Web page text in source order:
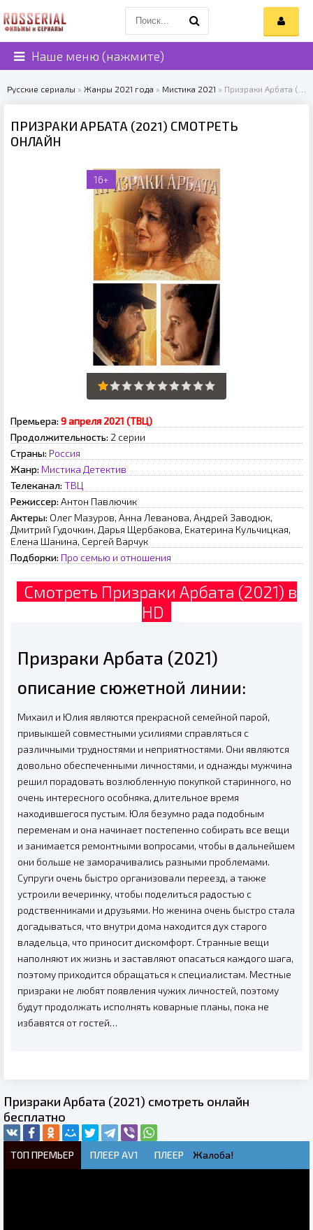
Наше меню (нажмите)
Русские сериалы » Жанры 2021 года » Мистика 2021 » Призраки Арбата (2021)
ПРИЗРАКИ АРБАТА (2021) СМОТРЕТЬ
ОНЛАЙН
16+
Премьера: 9 апреля 2021 (ТВЦ)
Продолжительность: 2 серии
Страны: Россия
Жанр: Мистика Детектив
Телеканал: ТВЦ
Режиссер: Антон Павлючик
Актеры: Олег Мазуров, Анна Леванова, Андрей Заводюк,
Дмитрий Гудочкин, Дарья Щербакова, Екатерина Кульчицкая,
Елена Шанина, Сергей Варчук
Подборки: Про семью и отношения
Смотреть Призраки Арбата (2021) в
HD
Призраки Арбата (2021)
описание сюжетной линии:
Михаил и Юлия являются прекрасной семейной парой,
привыкшей совместными усилиями справляться с
различными трудностями и неприятностями. Они являются
довольно обеспеченными личностями, и однажды мужчина
решил порадовать возлюбленную покупкой старинного, но
очень интересного особняка, длительное время
находившегося пустым. Юля безумно рада подобным
переменам и она начинает постепенно собирать все вещи
и занимается ремонтными вопросами, чтобы в дальнейшем
они больше не заморачивались разными проблемами.
Супруги очень быстро организовали переезд, а также
устроили вечеринку, чтобы поделиться радостью с
родственниками и друзьями. Но женина очень быстро стала
догадываться, что внутри дома находится дух старого
владельца, что приносит дискомфорт. Странные вещи
наполняют их жизнь и заставляют опасаться каждого шага,
поэтому приходится обращаться к специалистам. Местные
призраки не любят появления чужих личностей, поэтому
будут продолжать исполнять коварные планы, пока не
избавятся от гостей…
Призраки Арбата (2021) смотреть онлайн
бесплатно
ТОП ПРЕМЬЕР ПЛЕЕР AV1 ПЛЕЕР Жалоба!